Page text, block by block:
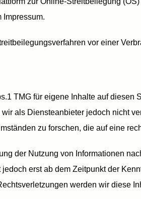
Impressum.
vor einer
TMG für eigene Inhalte auf diesen
als Diensteanbieter jedoch nicht
zu forschen, die auf eine
der Nutzung von Informationen
erst ab dem Zeitpunkt der
werden wir diese